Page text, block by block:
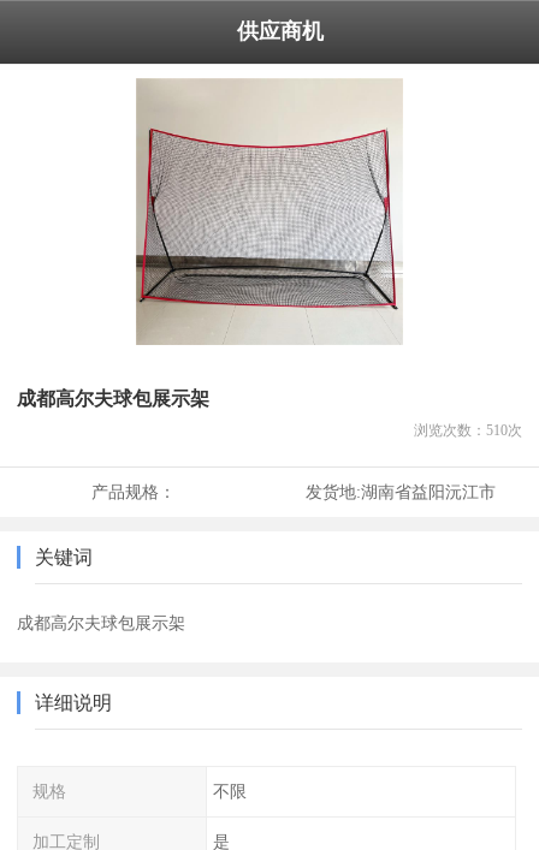
供应商机
成都高尔夫球包展示架
浏览次数： 510次
产品规格： 发货地:湖南省益阳沅江市
关键词
成都高尔夫球包展示架
详细说明
规格 不限
加工定制 是